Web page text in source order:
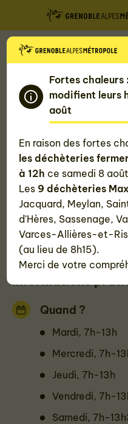
Panneau de gestion des
Fortes
modifient leurs
août
En raison des fortes
les déchèteries
à 12h ce samedi 8
Les 9 déchèteries
Jacquard, Meylan,
d'Hères, Sassenage,
Varces-Allières-et-
(au lieu de 8h15).
Merci de votre
Accueil
Mon quotidien,
Consommer durable et local
Trouver un marché, un
local
Marchés alimentaires
Marché
#Alimentaire
Informations
Quand ?
Mardi, 7h-13h
Mercredi, 7h-
Jeudi, 7h-13h
Vendredi, 7h-
Samedi, 7h-